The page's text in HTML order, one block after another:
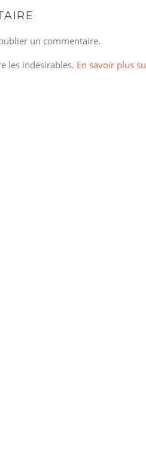
un commentaire.
les indésirables. En savoir plus